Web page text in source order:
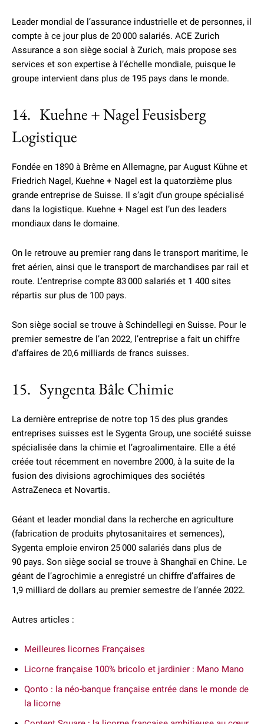
Leader mondial de l’assurance industrielle et de personnes, il
compte à ce jour plus de 20 000 salariés. ACE Zurich
Assurance a son siège social à Zurich, mais propose ses
services et son expertise à l’échelle mondiale, puisque le
groupe intervient dans plus de 195 pays dans le monde.
14. Kuehne + Nagel Feusisberg
Logistique
Fondée en 1890 à Brême en Allemagne, par August Kühne et
Friedrich Nagel, Kuehne + Nagel est la quatorzième plus
grande entreprise de Suisse. Il s’agit d’un groupe spécialisé
dans la logistique. Kuehne + Nagel est l’un des leaders
mondiaux dans le domaine.
On le retrouve au premier rang dans le transport maritime, le
fret aérien, ainsi que le transport de marchandises par rail et
route. L’entreprise compte 83 000 salariés et 1 400 sites
répartis sur plus de 100 pays.
Son siège social se trouve à Schindellegi en Suisse. Pour le
premier semestre de l’an 2022, l’entreprise a fait un chiffre
d’affaires de 20,6 milliards de francs suisses.
15. Syngenta Bâle Chimie
La dernière entreprise de notre top 15 des plus grandes
entreprises suisses est le Sygenta Group, une société suisse
spécialisée dans la chimie et l’agroalimentaire. Elle a été
créée tout récemment en novembre 2000, à la suite de la
fusion des divisions agrochimiques des sociétés
AstraZeneca et Novartis.
Géant et leader mondial dans la recherche en agriculture
(fabrication de produits phytosanitaires et semences),
Sygenta emploie environ 25 000 salariés dans plus de
90 pays. Son siège social se trouve à Shanghaï en Chine. Le
géant de l’agrochimie a enregistré un chiffre d’affaires de
1,9 milliard de dollars au premier semestre de l’année 2022.
Autres articles :
Meilleures licornes Françaises
Licorne française 100% bricolo et jardinier : Mano Mano
Qonto : la néo-banque française entrée dans le monde de
la licorne